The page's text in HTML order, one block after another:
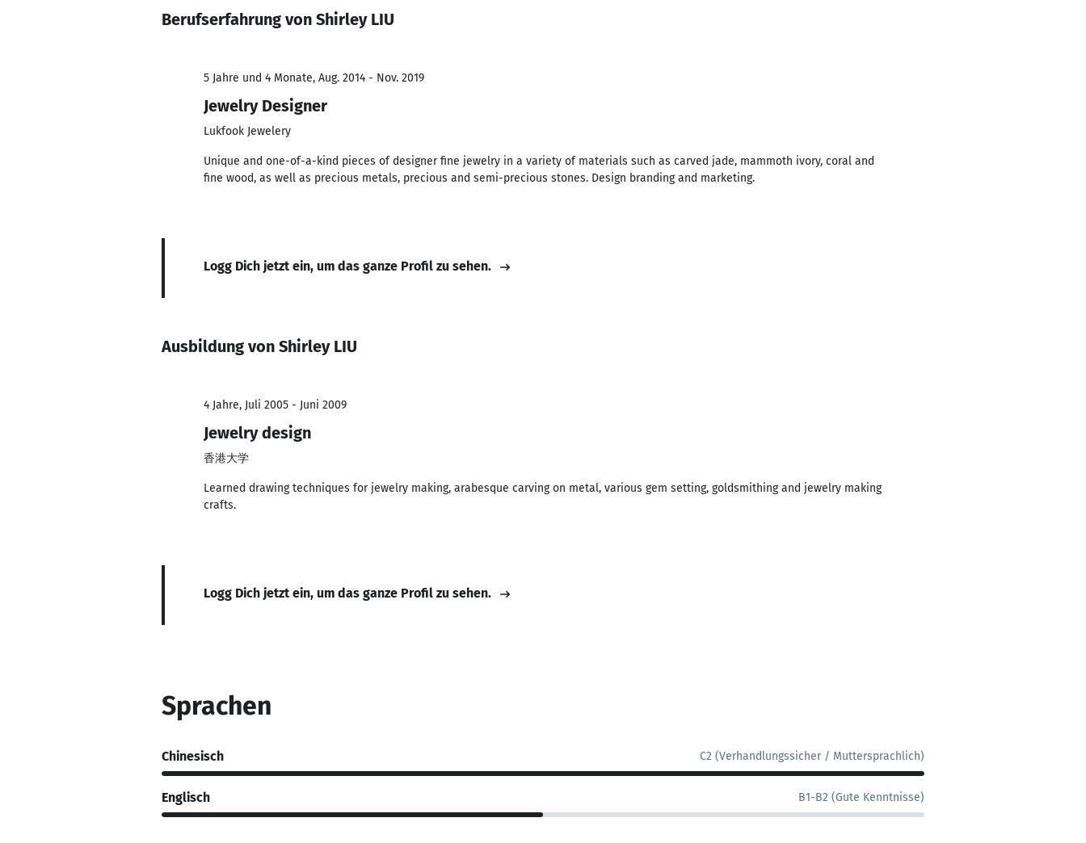
Berufserfahrung von Shirley LIU
5 Jahre und 4 Monate, Aug. 2014 - Nov. 2019
Jewelry Designer
Lukfook Jewelery
Unique and one-of-a-kind pieces of designer fine jewelry in a variety of materials such as carved jade, mammoth ivory, coral and
fine wood, as well as precious metals, precious and semi-precious stones. Design branding and marketing.
Logg Dich jetzt ein, um das ganze Profil zu sehen.
Ausbildung von Shirley LIU
4 Jahre, Juli 2005 - Juni 2009
Jewelry design
香港大学
Learned drawing techniques for jewelry making, arabesque carving on metal, various gem setting, goldsmithing and jewelry making
crafts.
Logg Dich jetzt ein, um das ganze Profil zu sehen.
Sprachen
Chinesisch C2 (Verhandlungssicher / Muttersprachlich)
Englisch B1-B2 (Gute Kenntnisse)